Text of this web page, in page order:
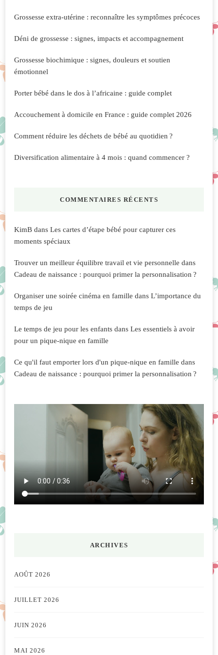
Grossesse extra-utérine : reconnaître les symptômes précoces
Déni de grossesse : signes, impacts et accompagnement
Grossesse biochimique : signes, douleurs et soutien
émotionnel
Porter bébé dans le dos à l’africaine : guide complet
Accouchement à domicile en France : guide complet 2026
Comment réduire les déchets de bébé au quotidien ?
Diversification alimentaire à 4 mois : quand commencer ?
COMMENTAIRES RÉCENTS
KimB dans Les cartes d’étape bébé pour capturer ces
moments spéciaux
Trouver un meilleur équilibre travail et vie personnelle dans
Cadeau de naissance : pourquoi primer la personnalisation ?
Organiser une soirée cinéma en famille dans L’importance du
temps de jeu
Le temps de jeu pour les enfants dans Les essentiels à avoir
pour un pique-nique en famille
Ce qu'il faut emporter lors d'un pique-nique en famille dans
Cadeau de naissance : pourquoi primer la personnalisation ?
ARCHIVES
AOÛT 2026
JUILLET 2026
JUIN 2026
MAI 2026